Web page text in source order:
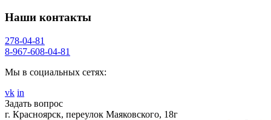
Наши контакты
278-04-81
8-967-608-04-81
Мы в социальных сетях:
vk in
Задать вопрос
г. Красноярск, переулок Маяковского, 18г